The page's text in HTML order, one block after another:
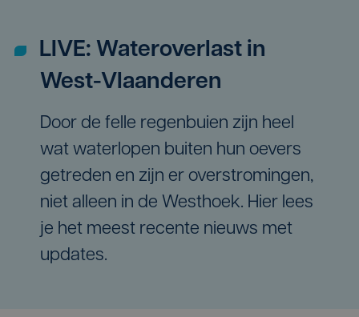
LIVE: Water­over­last in
West-Vlaanderen
Door de felle regenbuien zijn heel
wat waterlopen buiten hun oevers
getreden en zijn er overstromingen,
niet alleen in de Westhoek. Hier lees
je het meest recente nieuws met
updates.